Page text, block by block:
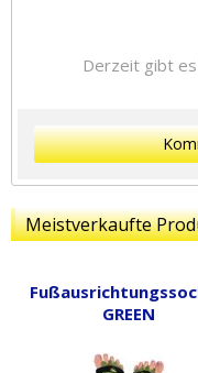
Derzeit gibt
Meistverkaufte
GREEN